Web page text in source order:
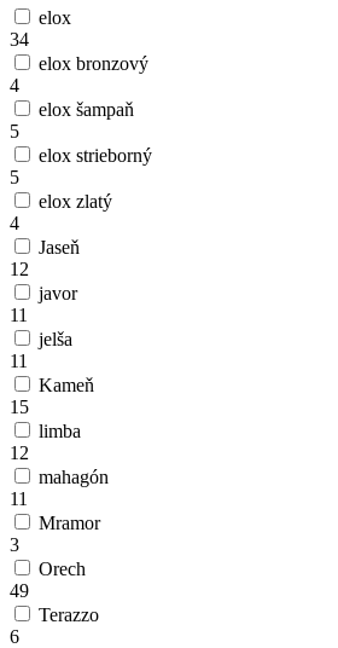
elox
34
elox bronzový
4
elox šampaň
5
elox strieborný
5
elox zlatý
4
Jaseň
12
javor
11
jelša
11
Kameň
15
limba
12
mahagón
11
Mramor
3
Orech
49
Terazzo
6